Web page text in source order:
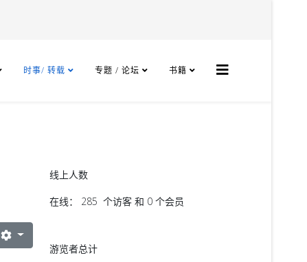
时事/ 转载 专题 / 论坛 书籍
线上人数
在线： 285 个访客 和 0 个会员
游览者总计